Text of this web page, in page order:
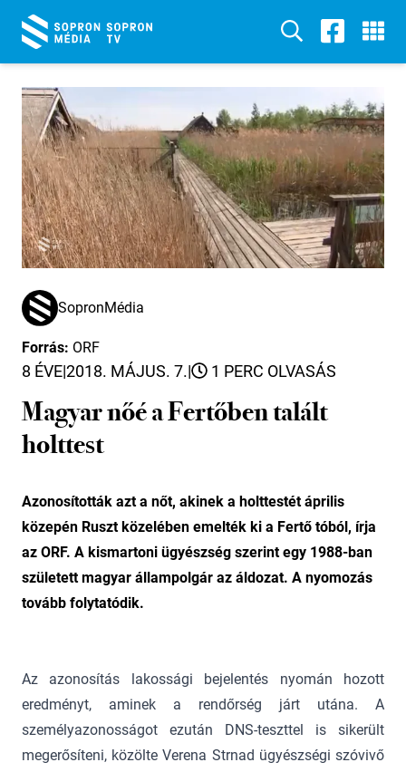
SopronMédia
Forrás: ORF
8 ÉVE|2018. MÁJUS. 7.| 1 PERC OLVASÁS
Magyar nőé a Fertőben talált
holttest
Azonosították azt a nőt, akinek a holttestét április
közepén Ruszt közelében emelték ki a Fertő tóból, írja
az ORF. A kismartoni ügyészség szerint egy 1988-ban
született magyar állampolgár az áldozat. A nyomozás
tovább folytatódik.
Az azonosítás lakossági bejelentés nyomán hozott
eredményt, aminek a rendőrség járt utána. A
személyazonosságot ezután DNS-teszttel is sikerült
megerősíteni, közölte Verena Strnad ügyészségi szóvivő